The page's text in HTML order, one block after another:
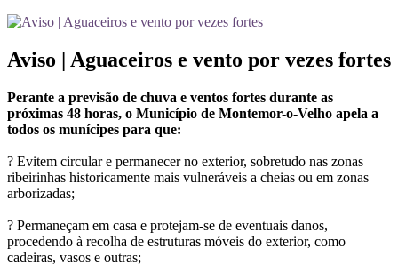
Aviso | Aguaceiros e vento por vezes fortes
Perante a previsão de chuva e ventos fortes durante as
próximas 48 horas, o Município de Montemor-o-Velho apela a
todos os munícipes para que:
? Evitem circular e permanecer no exterior, sobretudo nas zonas
ribeirinhas historicamente mais vulneráveis a cheias ou em zonas
arborizadas;
? Permaneçam em casa e protejam-se de eventuais danos,
procedendo à recolha de estruturas móveis do exterior, como
cadeiras, vasos e outras;